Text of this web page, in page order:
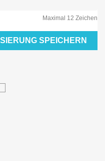
Maximal 12 Zeichen
SPEICHERN